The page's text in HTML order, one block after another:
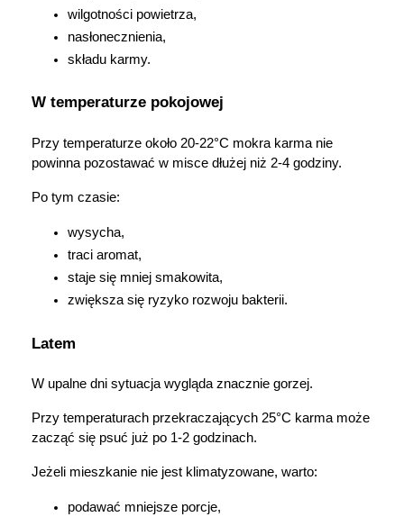
AKCEPTUJĘ WSZYSTKIE
wilgotności powietrza,
nasłonecznienia,
składu karmy.
W temperaturze pokojowej
Przy temperaturze około 20-22°C mokra karma nie
powinna pozostawać w misce dłużej niż 2-4 godziny.
Po tym czasie:
wysycha,
traci aromat,
staje się mniej smakowita,
zwiększa się ryzyko rozwoju bakterii.
Latem
W upalne dni sytuacja wygląda znacznie gorzej.
Przy temperaturach przekraczających 25°C karma może
zacząć się psuć już po 1-2 godzinach.
Jeżeli mieszkanie nie jest klimatyzowane, warto:
podawać mniejsze porcje,